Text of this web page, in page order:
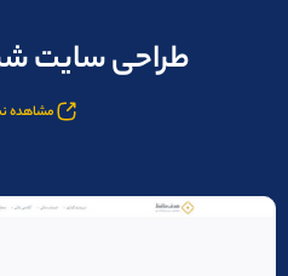
طراحی سایت
مشاهده